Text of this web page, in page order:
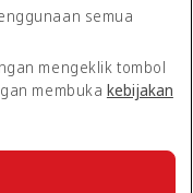
undang Perbudakan
semua
mengeklik tombol
membuka kebijakan